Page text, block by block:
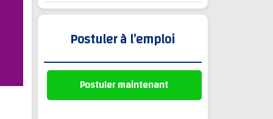
Postuler à l’emploi
Postuler maintenant